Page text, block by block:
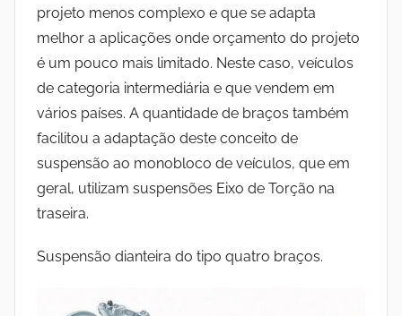
projeto menos complexo e que se adapta
melhor a aplicações onde orçamento do projeto
é um pouco mais limitado. Neste caso, veículos
de categoria intermediária e que vendem em
vários países. A quantidade de braços também
facilitou a adaptação deste conceito de
suspensão ao monobloco de veículos, que em
geral, utilizam suspensões Eixo de Torção na
traseira.
Suspensão dianteira do tipo quatro braços.